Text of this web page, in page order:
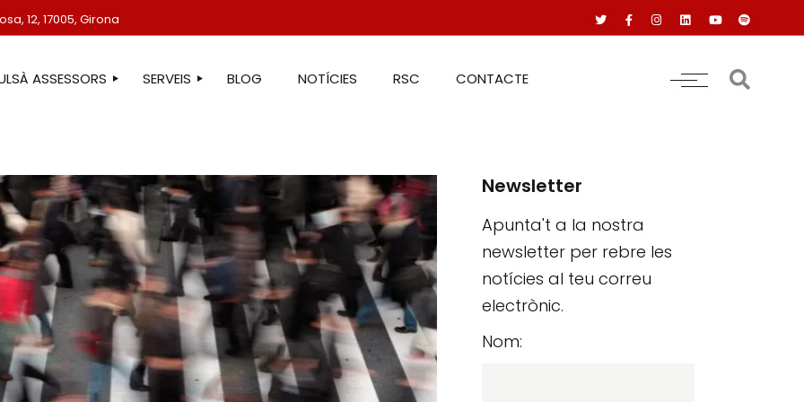
12, 17005, Girona
ASSESSORS SERVEIS
ASSESSORIA FISCAL
ASSESSORIA COMPTABLE
ASSESSORIA JURÍDICA
ASSESSORIA ADMINISTRATIVA
ASSESSORIA DE COMUNICACIÓ
ASSESSORIA EN ESTRANGERIA
PROTECCIÓ DE DADES
SERVEIS IMMOBILIARIS
BLOG NOTÍCIES RSC CONTACTE
Newsletter
Apunta't a la nostra
newsletter per rebre les
notícies al teu correu
electrònic.
Nom: